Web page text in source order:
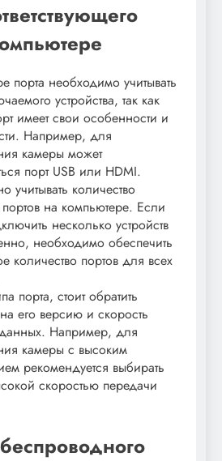
порта необходимо учитывать
устройства, так как
имеет свои особенности и
Например, для
камеры может
порт USB или HDMI.
учитывать количество
на компьютере. Если
несколько устройств
необходимо обеспечить
количество портов для всех
порта, стоит обратить
его версию и скорость
Например, для
камеры с высоким
рекомендуется выбирать
скоростью передачи